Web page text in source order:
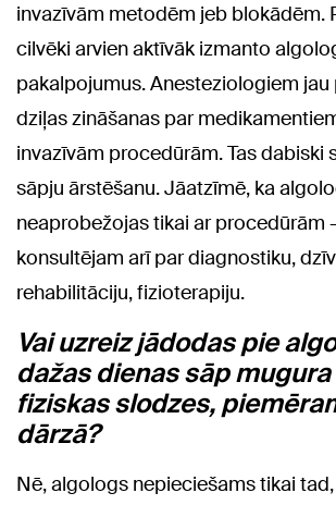
invazīvām metodēm jeb blokādēm.
cilvēki arvien aktīvāk izmanto
pakalpojumus. Anesteziologiem
dziļas zināšanas par
invazīvām procedūrām. Tas dabiski
sāpju ārstēšanu. Jāatzīmē, ka
neaprobežojas tikai ar procedūrām
konsultējam arī par diagnostiku,
rehabilitāciju, fizioterapiju.
Vai uzreiz jādodas pie
dažas dienas sāp
fiziskas slodzes,
dārzā?
Nē, algologs nepieciešams tikai